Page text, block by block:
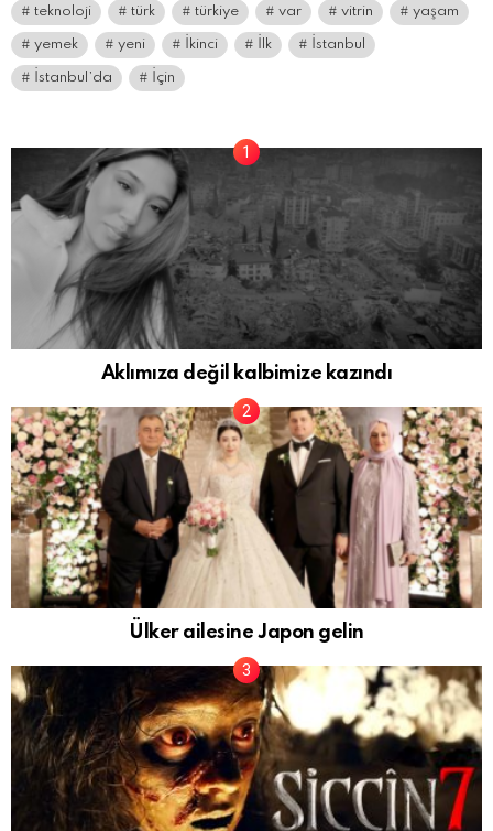
teknoloji türk türkiye var vitrin yaşam
yemek yeni İkinci İlk İstanbul
İstanbul’da İçin
Aklımıza değil kalbimize kazındı
Ülker ailesine Japon gelin